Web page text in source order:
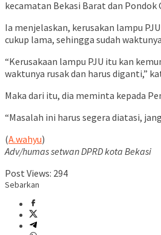
kecamatan Bekasi Barat dan Pondok
Ia menjelaskan, kerusakan lampu
cukup lama, sehingga sudah
“Kerusakaan lampu PJU itu kan
waktunya rusak dan harus diganti,”
Maka dari itu, dia meminta kepada
“Masalah ini harus segera diatasi,
(A.wahyu)
Adv/humas setwan DPRD kota Bekasi
Post Views: 294
Sebarkan